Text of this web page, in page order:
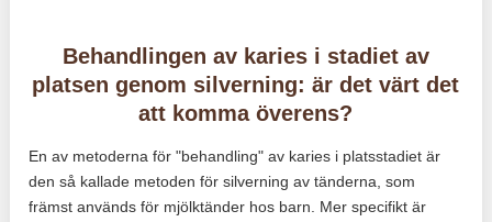
Behandlingen av karies i stadiet av
platsen genom silverning: är det värt det
att komma överens?
En av metoderna för "behandling" av karies i platsstadiet är
den så kallade metoden för silverning av tänderna, som
främst används för mjölktänder hos barn. Mer specifikt är